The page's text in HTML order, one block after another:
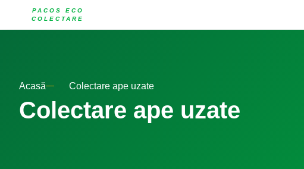
PACOS ECO
COLECTARE
Acasă Colectare ape uzate
Colectare ape uzate